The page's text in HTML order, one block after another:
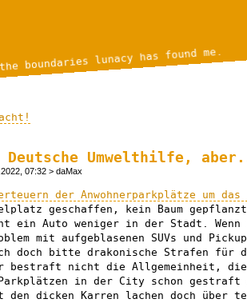
boundaries lunacy has found me.
Deutsche Umwelthilfe,
07:32 > daMax
der Anwohnerparkplätze um das
geschaffen, kein Baum
ein Auto weniger in der Stadt.
mit aufgeblasenen SUVs und
doch bitte drakonische Strafen für
bestraft nicht die Allgemeinheit,
Parkplätzen in der City schon
den dicken Karren lachen doch über